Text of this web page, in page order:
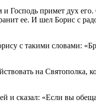
Господь примет дух
ее. И шел Борис с
с такими словами:
на Святополка,
и сказал: «Если вы